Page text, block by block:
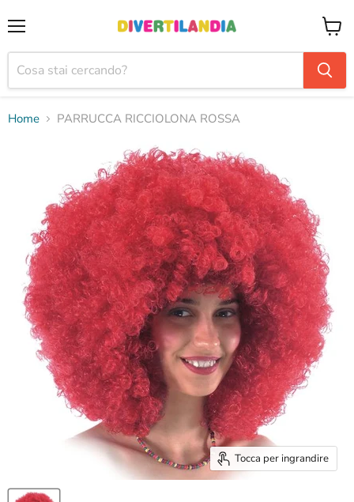
il
Home PARRUCCA RICCIOLONA ROSSA
Tocca per ingrandire